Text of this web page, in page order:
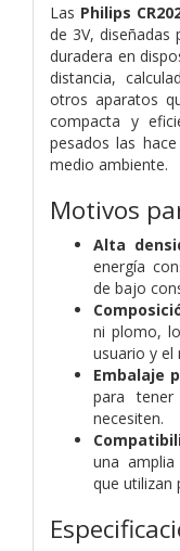
Las Philips
de 3V,
duradera en
distancia,
otros aparatos
compacta y
pesados las
medio ambiente.
Motivos
Alta
energía
de bajo
ni plomo,
usuario y el
Embalaje
para tener
necesiten.
una
que utilizan